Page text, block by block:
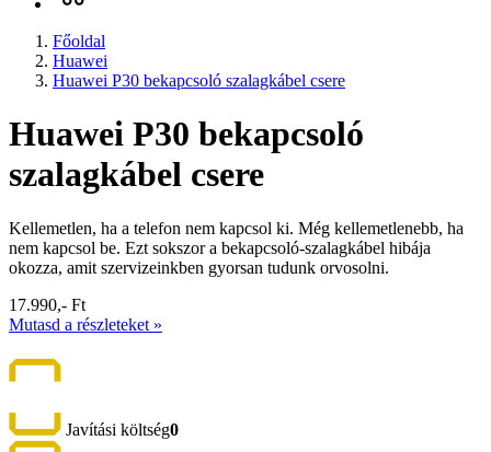
Főoldal
Huawei
Huawei P30 bekapcsoló szalagkábel csere
Huawei P30 bekapcsoló
szalagkábel csere
Kellemetlen, ha a telefon nem kapcsol ki. Még kellemetlenebb, ha
nem kapcsol be. Ezt sokszor a bekapcsoló-szalagkábel hibája
okozza, amit szervizeinkben gyorsan tudunk orvosolni.
17.990,- Ft
Mutasd a részleteket »
Javítási költség0